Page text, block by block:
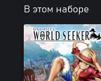
В этом наборе